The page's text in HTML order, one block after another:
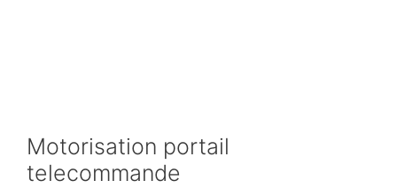
Motorisation portail
telecommande